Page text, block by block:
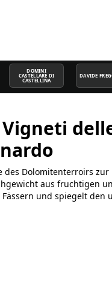
DOMINI
CASTELLARE DI
CASTELLINA
DAVIDE
des Dolomitenterroirs
aus fruchtigen
und spiegelt den